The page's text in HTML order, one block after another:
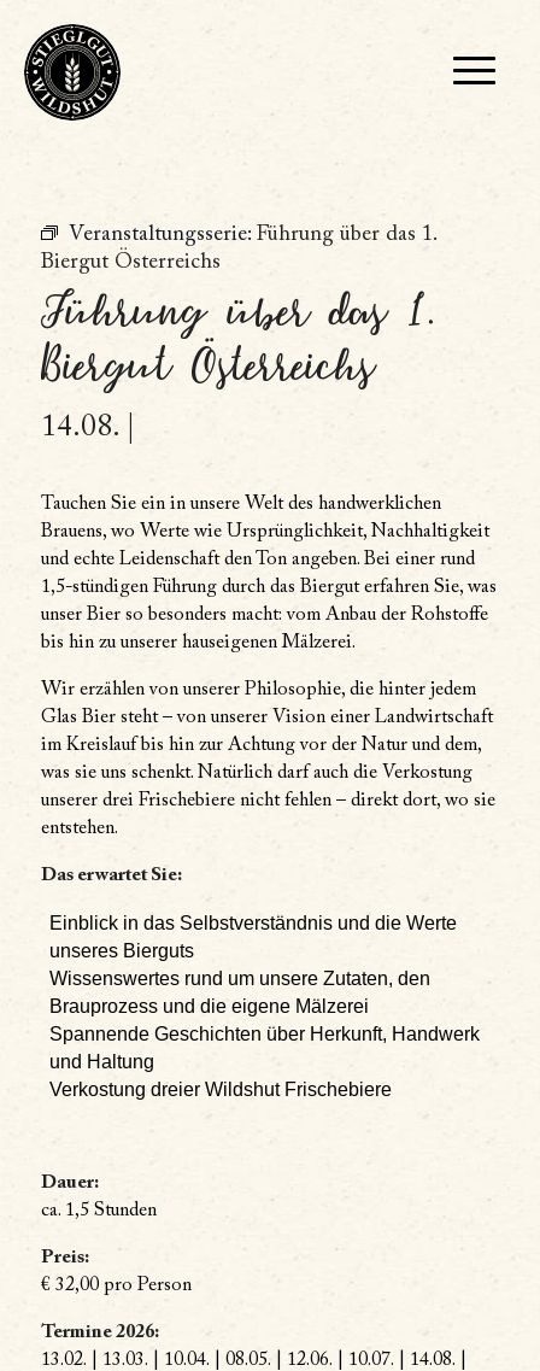
Veranstaltungsserie: Führung über das 1.
Biergut Österreichs
Führung über das 1.
Biergut Österreichs
14.08. |
Tauchen Sie ein in unsere Welt des handwerklichen
Brauens, wo Werte wie Ursprünglichkeit, Nachhaltigkeit
und echte Leidenschaft den Ton angeben. Bei einer rund
1,5-stündigen Führung durch das Biergut erfahren Sie, was
unser Bier so besonders macht: vom Anbau der Rohstoffe
bis hin zu unserer hauseigenen Mälzerei.
Wir erzählen von unserer Philosophie, die hinter jedem
Glas Bier steht – von unserer Vision einer Landwirtschaft
im Kreislauf bis hin zur Achtung vor der Natur und dem,
was sie uns schenkt. Natürlich darf auch die Verkostung
unserer drei Frischebiere nicht fehlen – direkt dort, wo sie
entstehen.
Das erwartet Sie:
Einblick in das Selbstverständnis und die Werte
unseres Bierguts
Wissenswertes rund um unsere Zutaten, den
Brauprozess und die eigene Mälzerei
Spannende Geschichten über Herkunft, Handwerk
und Haltung
Verkostung dreier Wildshut Frischebiere
Dauer:
ca. 1,5 Stunden
Preis:
€ 32,00 pro Person
Termine 2026:
13.02. | 13.03. | 10.04. | 08.05. | 12.06. | 10.07. | 14.08. |